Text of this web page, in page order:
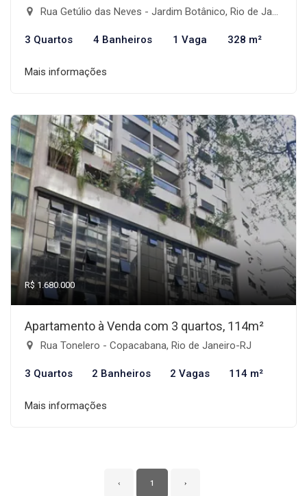
Rua Getúlio das Neves - Jardim Botânico, Rio de Janeiro-RJ
3 Quartos 4 Banheiros 1 Vaga 328 m²
Mais informações
R$ 1.680.000
Apartamento à Venda com 3 quartos, 114m²
Rua Tonelero - Copacabana, Rio de Janeiro-RJ
3 Quartos 2 Banheiros 2 Vagas 114 m²
Mais informações
‹ 1 ›